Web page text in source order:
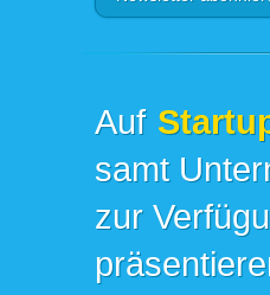
Auf
samt
zur